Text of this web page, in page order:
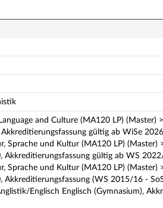
and Culture (MA120 LP) (Master)
gültig ab WiSe
Sprache und Kultur (MA120 LP) (Master)
Akkreditierungsfassung gültig ab WS
Sprache und Kultur (MA120 LP) (Master)
Akkreditierungsfassung (WS 2015/16 -
Englisch Englisch (Gymnasium),